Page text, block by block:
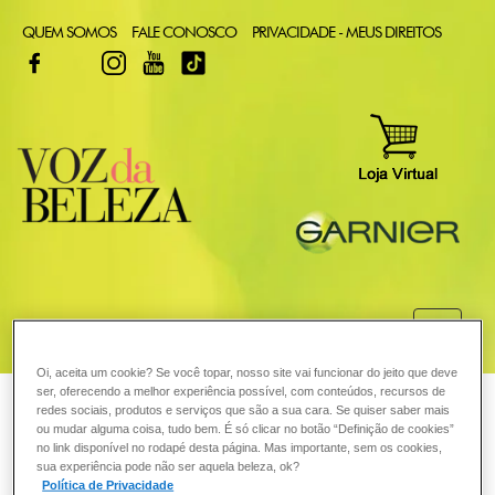
QUEM SOMOS FALE CONOSCO
PRIVACIDADE - MEUS DIREITOS
FACEBOOK
TWITTER INSTAGRAM
YOUTUBE
CABELO
COLORAÇÃO
VOZ DA BELEZA GARNIER PELE
Como saber se minha pele é
Oi, aceita um cookie? Se você topar, nosso site vai funcionar do jeito que deve
ser, oferecendo a melhor experiência possível, com conteúdos, recursos de
redes sociais, produtos e serviços que são a sua cara. Se quiser saber mais
ou mudar alguma coisa, tudo bem. É só clicar no botão “Definição de cookies”
no link disponível no rodapé desta página. Mas importante, sem os cookies,
sua experiência pode não ser aquela beleza, ok?
Política de Privacidade